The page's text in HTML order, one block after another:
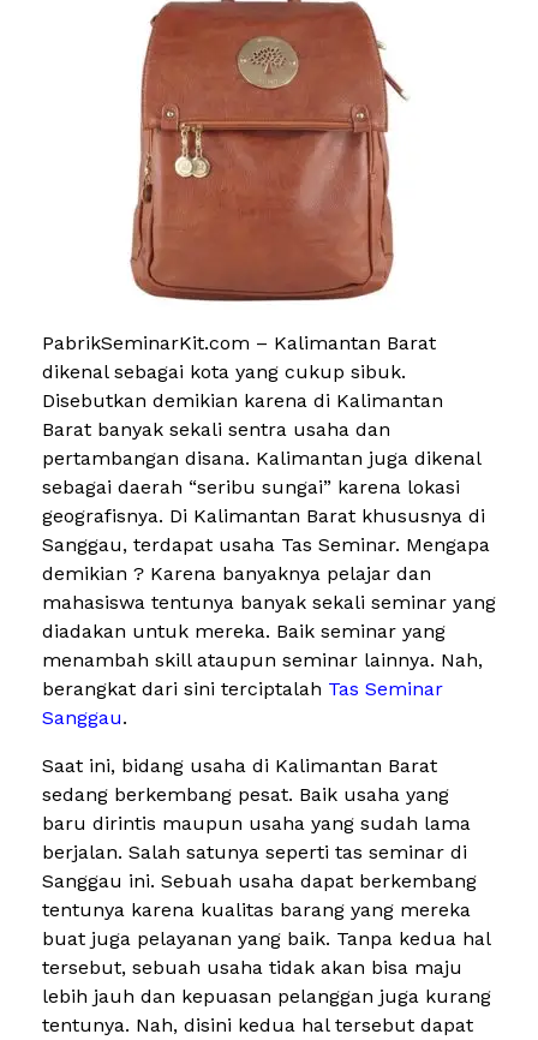
PabrikSeminarKit.com – Kalimantan Barat
dikenal sebagai kota yang cukup sibuk.
Disebutkan demikian karena di Kalimantan
Barat banyak sekali sentra usaha dan
pertambangan disana. Kalimantan juga dikenal
sebagai daerah “seribu sungai” karena lokasi
geografisnya. Di Kalimantan Barat khususnya di
Sanggau, terdapat usaha Tas Seminar. Mengapa
demikian ? Karena banyaknya pelajar dan
mahasiswa tentunya banyak sekali seminar yang
diadakan untuk mereka. Baik seminar yang
menambah skill ataupun seminar lainnya. Nah,
berangkat dari sini terciptalah Tas Seminar
Sanggau.
Saat ini, bidang usaha di Kalimantan Barat
sedang berkembang pesat. Baik usaha yang
baru dirintis maupun usaha yang sudah lama
berjalan. Salah satunya seperti tas seminar di
Sanggau ini. Sebuah usaha dapat berkembang
tentunya karena kualitas barang yang mereka
buat juga pelayanan yang baik. Tanpa kedua hal
tersebut, sebuah usaha tidak akan bisa maju
lebih jauh dan kepuasan pelanggan juga kurang
tentunya. Nah, disini kedua hal tersebut dapat